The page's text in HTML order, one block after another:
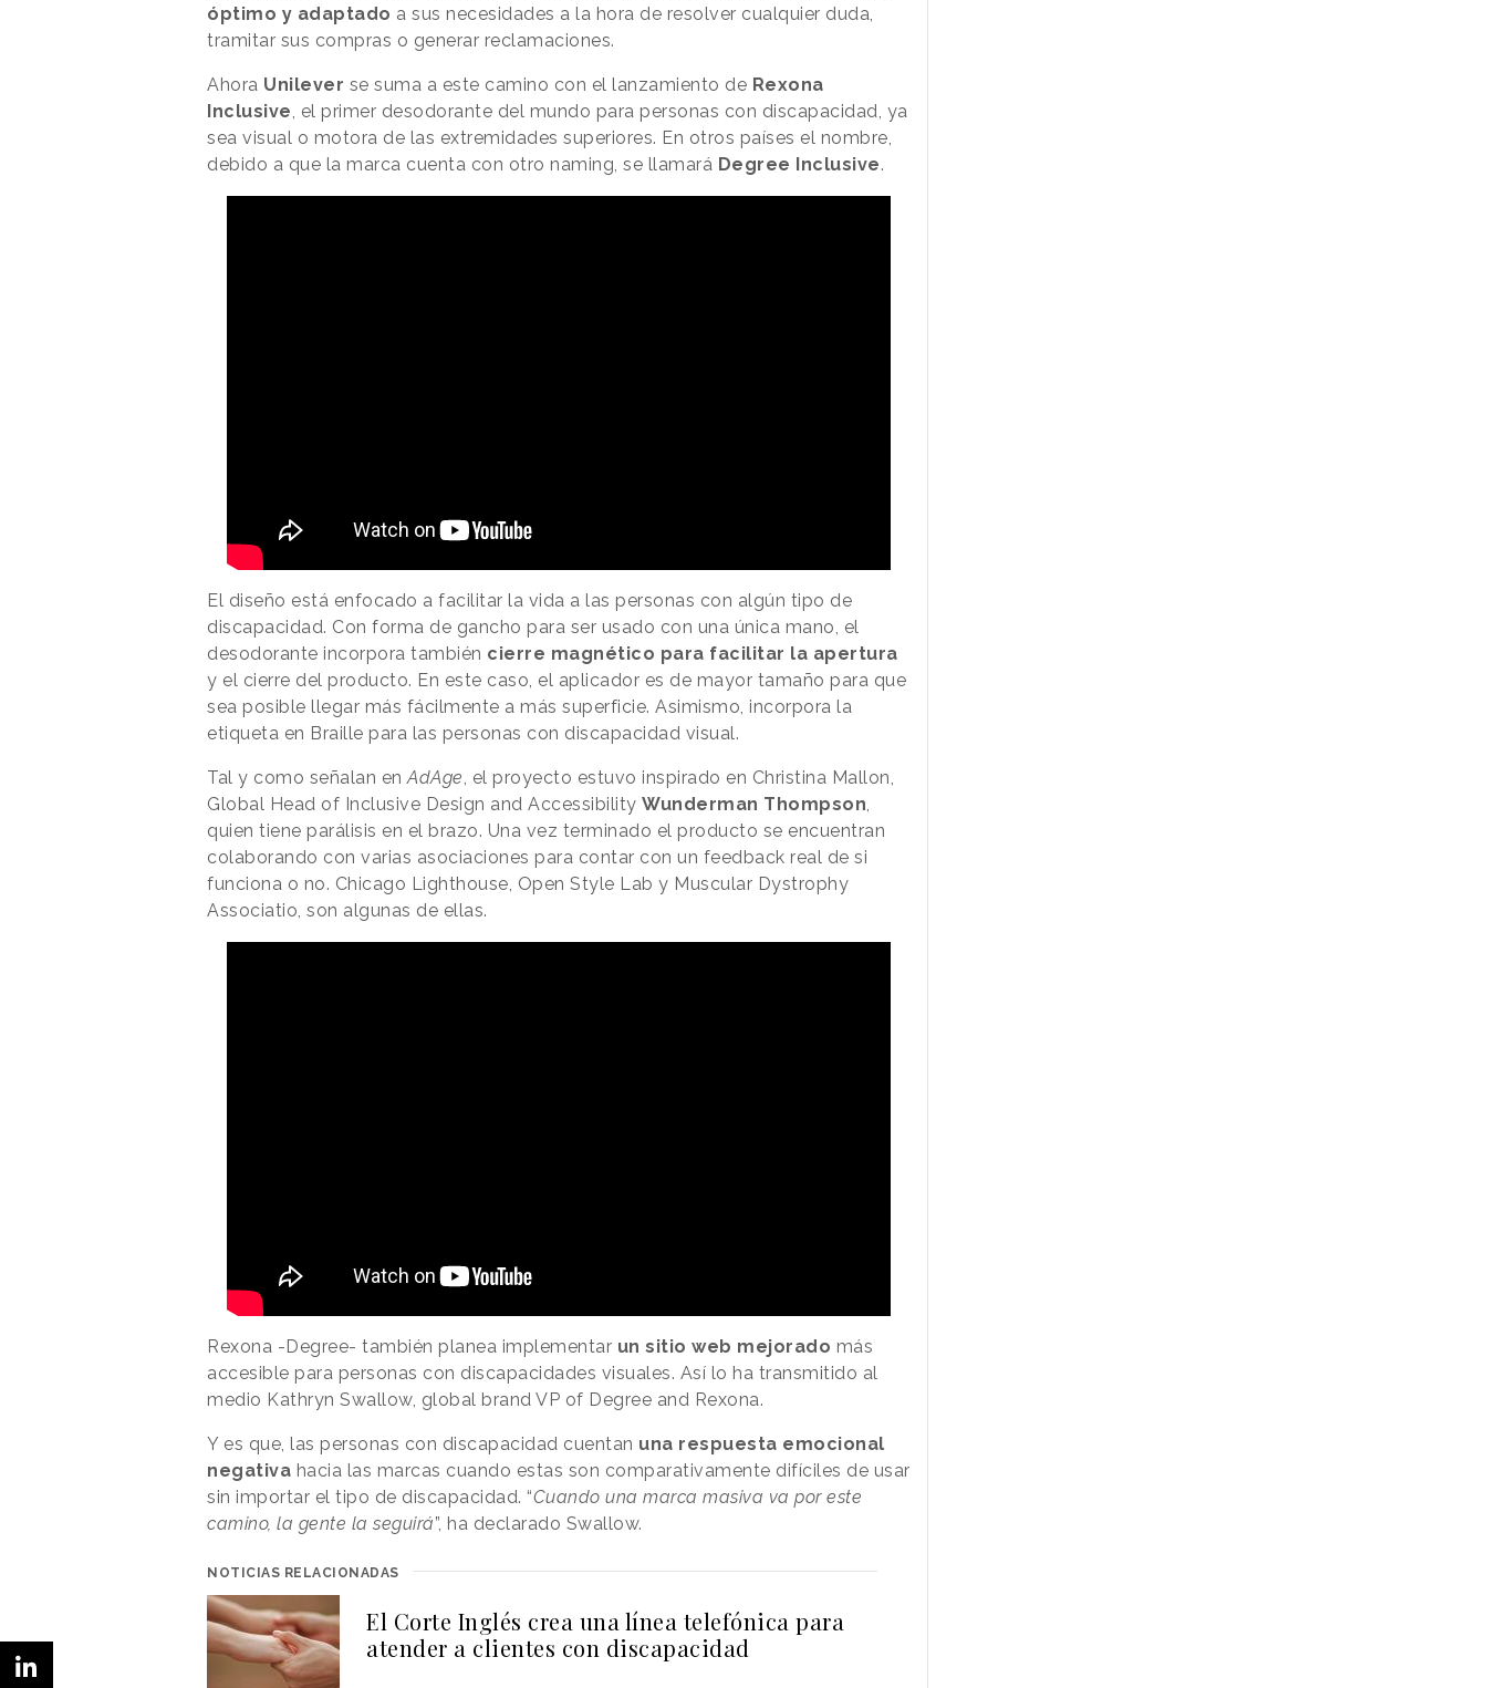
óptimo y adaptado a sus necesidades a la hora de resolver cualquier duda,
tramitar sus compras o generar reclamaciones.
Ahora Unilever se suma a este camino con el lanzamiento de Rexona
Inclusive, el primer desodorante del mundo para personas con discapacidad, ya
sea visual o motora de las extremidades superiores. En otros países el nombre,
debido a que la marca cuenta con otro naming, se llamará Degree Inclusive.
El diseño está enfocado a facilitar la vida a las personas con algún tipo de
discapacidad. Con forma de gancho para ser usado con una única mano, el
desodorante incorpora también cierre magnético para facilitar la apertura
y el cierre del producto. En este caso, el aplicador es de mayor tamaño para que
sea posible llegar más fácilmente a más superficie. Asimismo, incorpora la
etiqueta en Braille para las personas con discapacidad visual.
Tal y como señalan enAdAge, el proyecto estuvo inspirado en Christina Mallon,
Global Head of Inclusive Design and Accessibility Wunderman Thompson,
quien tiene parálisis en el brazo. Una vez terminado el producto se encuentran
colaborando con varias asociaciones para contar con un feedback real de si
funciona o no. Chicago Lighthouse, Open Style Lab y Muscular Dystrophy
Associatio, son algunas de ellas.
Rexona -Degree- también planea implementar un sitio web mejorado más
accesible para personas con discapacidades visuales. Así lo ha transmitido al
medio Kathryn Swallow, global brand VP of Degree and Rexona.
Y es que, las personas con discapacidad cuentan una respuesta emocional
negativa hacia las marcas cuando estas son comparativamente difíciles de usar
sin importar el tipo de discapacidad. “Cuando una marca masiva va por este
camino, la gente la seguirá”, ha declarado Swallow.
NOTICIAS RELACIONADAS
El Corte Inglés crea una línea telefónica para
atender a clientes con discapacidad